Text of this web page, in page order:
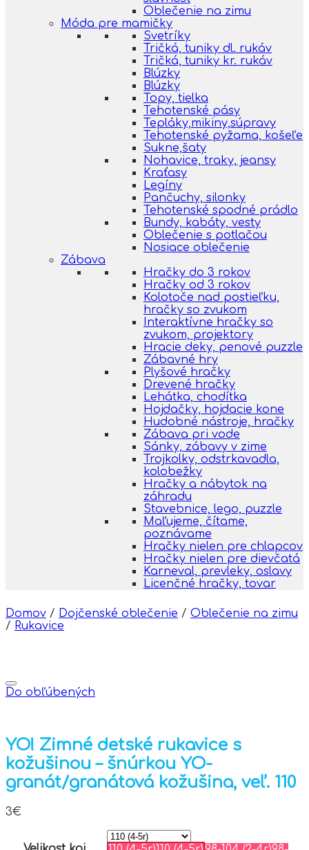
Oblečenie na zimu
Móda pre mamičky
Svetríky
Tričká, tuniky dl. rukáv
Tričká, tuniky kr. rukáv
Blúzky
Blúzky
Topy, tielka
Tehotenské pásy
Tepláky,mikiny,súpravy
Tehotenské pyžama, košeľe
Sukne,šaty
Nohavice, traky, jeansy
Kraťasy
Legíny
Pančuchy, silonky
Tehotenské spodné prádlo
Bundy, kabáty, vesty
Oblečenie s potlačou
Nosiace oblečenie
Zábava
Hračky do 3 rokov
Hračky od 3 rokov
Kolotoče nad postieľku,
hračky so zvukom
Interaktívne hračky so
zvukom, projektory
Hracie deky, penové puzzle
Zábavné hry
Plyšové hračky
Drevené hračky
Lehátka, chodítka
Hojdačky, hojdacie kone
Hudobné nástroje, hračky
Zábava pri vode
Sánky, zábavy v zime
Trojkolky, odstrkavadla,
kolobežky
Hračky a nábytok na
záhradu
Stavebnice, lego, puzzle
Maľujeme, čítame,
poznávame
Hračky nielen pre chlapcov
Hračky nielen pre dievčatá
Karneval, prevleky, oslavy
Licenčné hračky, tovar
Domov / Dojčenské oblečenie / Oblečenie na zimu
/ Rukavice
Do obľúbených
YO! Zimné detské rukavice s
kožušinou – šnúrkou YO-
granát/granátová kožušina, veľ. 110
3€